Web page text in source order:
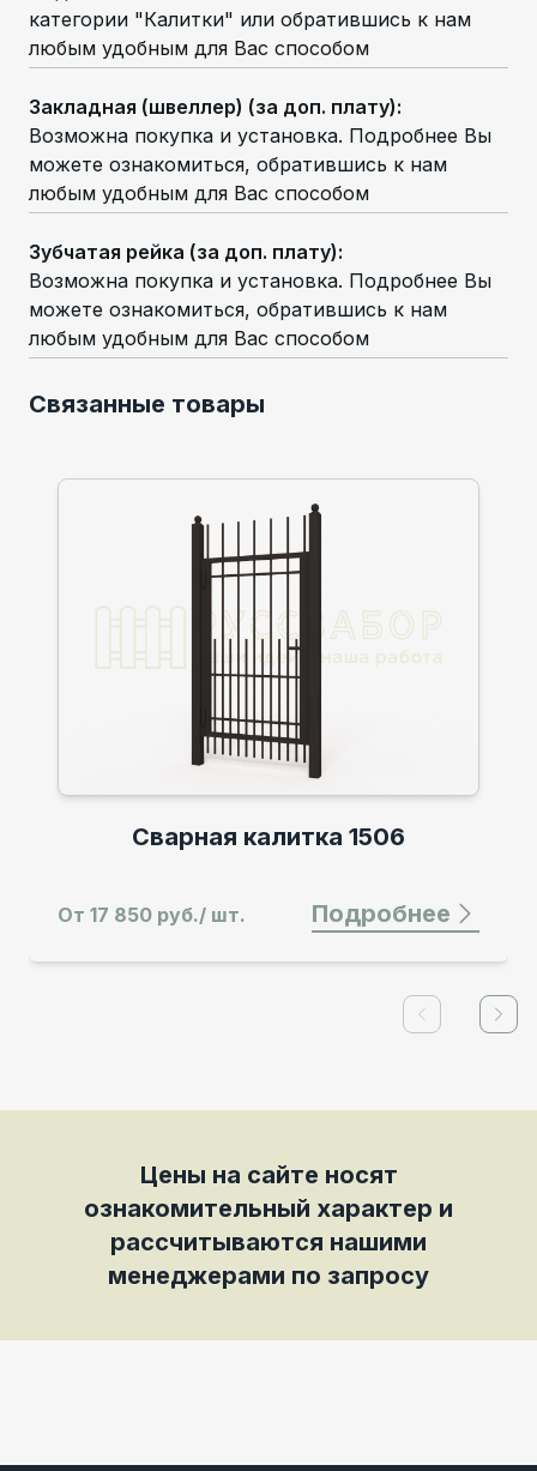
категории "Калитки" или обратившись к нам
любым удобным для Вас способом
Закладная (швеллер) (за доп. плату):
Возможна покупка и установка. Подробнее Вы
можете ознакомиться, обратившись к нам
любым удобным для Вас способом
Зубчатая рейка (за доп. плату):
Возможна покупка и установка. Подробнее Вы
можете ознакомиться, обратившись к нам
любым удобным для Вас способом
Связанные товары
Сварная калитка 1506
От 17 850 руб./ шт. Подробнее
Previous
Цены на сайте носят
ознакомительный характер и
рассчитываются нашими
менеджерами по запросу